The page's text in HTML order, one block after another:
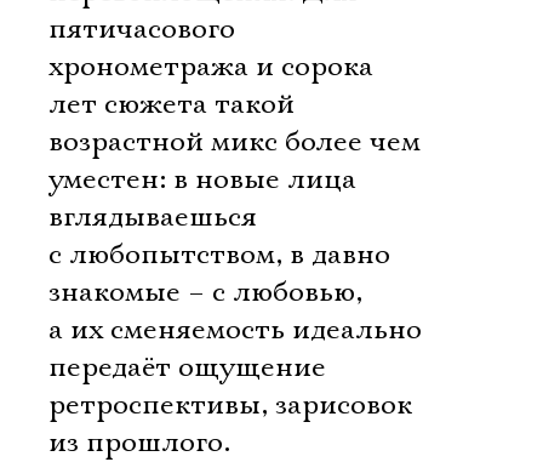
пятичасового
хронометража и сорока
лет сюжета такой
возрастной микс более чем
уместен: в новые лица
вглядываешься
с любопытством, в давно
знакомые – с любовью,
а их сменяемость идеально
передаёт ощущение
ретроспективы, зарисовок
из прошлого.
Ознакомиться